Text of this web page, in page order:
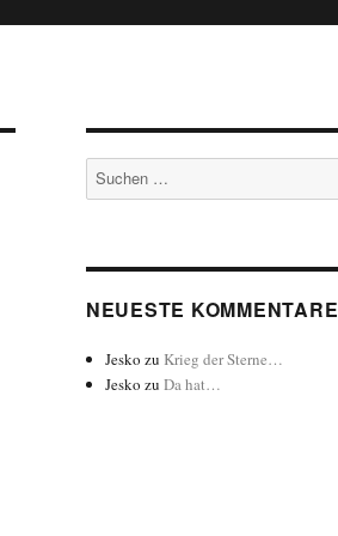
Suchen
nach:
NEUESTE KOMMENTARE
Jesko zu Krieg der Sterne…
Jesko zuDa hat…